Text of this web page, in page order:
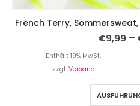
French Terry,
€9,99 –
Enthält 19% MwSt.
zzgl. Versand